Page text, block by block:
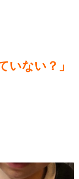
いない？」